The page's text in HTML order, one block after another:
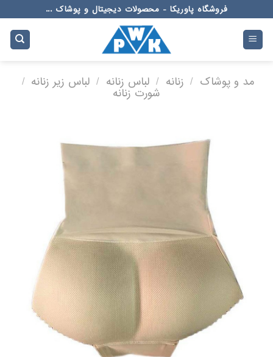
to
content
فروشگاه پاوریکا - محصولات دیجیتال و پوشاک ...
مد و پوشاک / زنانه / لباس زنانه / لباس زیر زنانه /
شورت زنانه